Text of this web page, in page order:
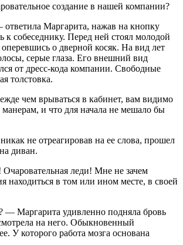
создание в нашей компании?
Маргарита, нажав на кнопку
к собеседнику. Перед ней стоял молодой
о дверной косяк. На вид лет
серые глаза. Его внешний вид
от дресс-кода компании. Свободные
толстовка.
чем врываться в кабинет, вам видимо
и что для начала не мешало бы
не отреагировав на ее слова, прошел
диван.
леди! Мне не зачем
находиться в том или ином месте, в своей
Маргарита удивленно подняла бровь
на него. Обыкновенный
У которого работа мозга основана